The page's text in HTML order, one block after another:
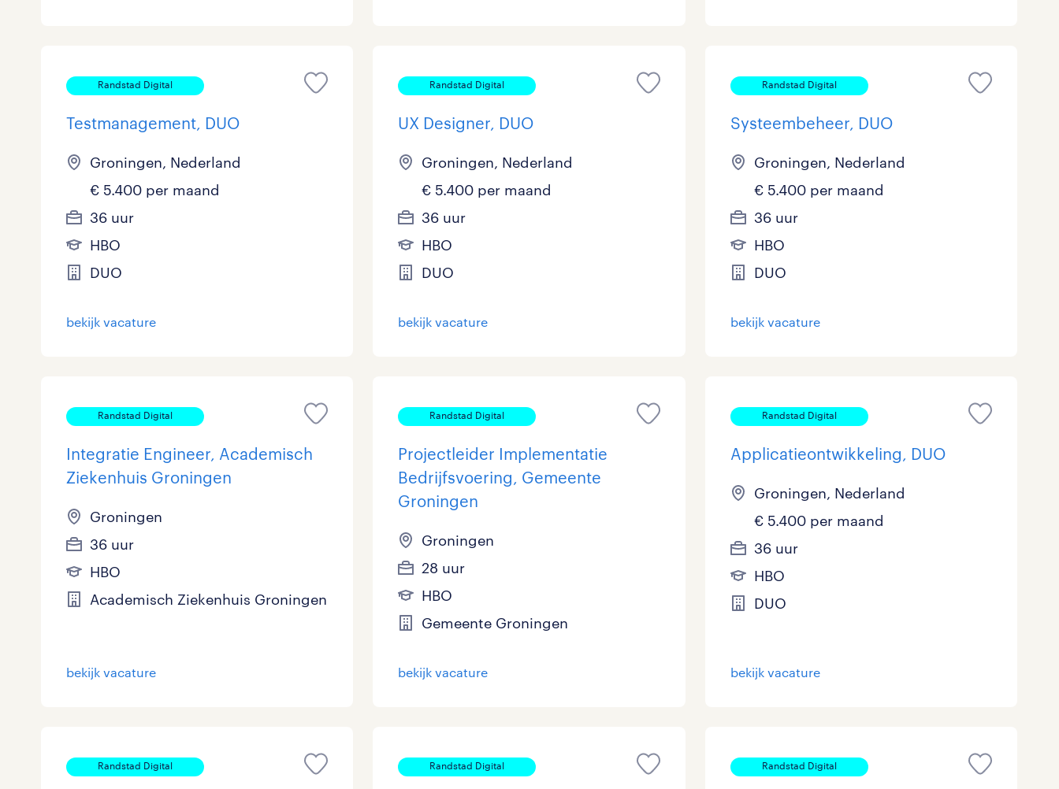
Secretarieel Supply chain & procurement Techniek
Webcare Zorg / Verpleging
toon 12 resultaten
Randstad Digital
Testmanagement, DUO
Groningen, Nederland
€ 5.400 per maand
36 uur
HBO
DUO
bekijk vacature
Randstad Digital
UX Designer, DUO
Groningen, Nederland
€ 5.400 per maand
36 uur
HBO
DUO
bekijk vacature
Randstad Digital
Systeembeheer, DUO
Groningen, Nederland
€ 5.400 per maand
36 uur
HBO
DUO
bekijk vacature
Randstad Digital
Integratie Engineer, Academisch
Ziekenhuis Groningen
Groningen
36 uur
HBO
Academisch Ziekenhuis Groningen
bekijk vacature
Randstad Digital
Projectleider Implementatie
Bedrijfsvoering, Gemeente
Groningen
Groningen
28 uur
HBO
Gemeente Groningen
bekijk vacature
Randstad Digital
Applicatieontwikkeling, DUO
Groningen, Nederland
€ 5.400 per maand
36 uur
HBO
DUO
bekijk vacature
Randstad Digital Randstad Digital Randstad Digital